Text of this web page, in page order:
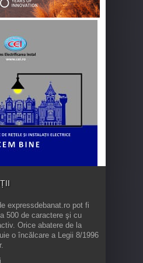
expressdebanat.ro pot fi
500 de caractere şi cu
Orice abatere de la
o încălcare a Legii 8/1996